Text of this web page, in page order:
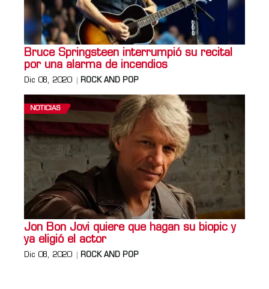
Bruce Springsteen interrumpió su recital
por una alarma de incendios
Dic 08, 2020 ROCK AND POP
NOTICIAS
Jon Bon Jovi quiere que hagan su biopic y
ya eligió el actor
Dic 08, 2020 ROCK AND POP